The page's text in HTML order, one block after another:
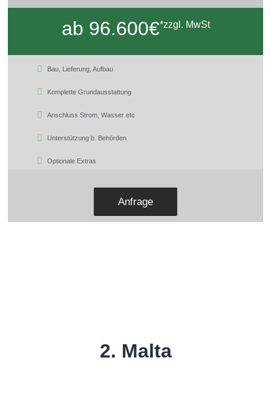
ab 96.600€*zzgl. MwSt
Bau, Lieferung, Aufbau
Komplette Grundausstattung
Anschluss Strom, Wasser etc
Unterstützung b. Behörden
Optionale Extras
Anfrage
2. Malta